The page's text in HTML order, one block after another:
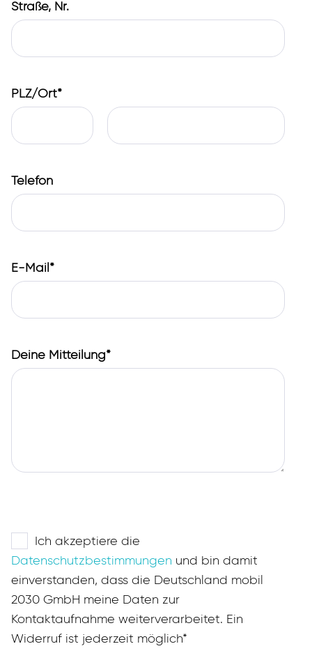
Straße, Nr.
PLZ/Ort*
Telefon
E-Mail*
Deine Mitteilung*
Ich akzeptiere die
Datenschutzbestimmungen und bin damit
einverstanden, dass die Deutschland mobil
2030 GmbH meine Daten zur
Kontaktaufnahme weiterverarbeitet. Ein
Widerruf ist jederzeit möglich*